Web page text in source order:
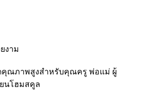
งาม
คุณภาพสูงสำหรับคุณครู พ่อแม่ ผู้
นโฮมสคูล